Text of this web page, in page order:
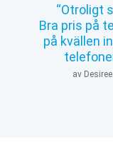
Otroligt
Bra pris på
på kvällen
av